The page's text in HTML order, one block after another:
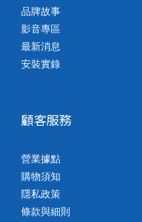
品牌故事
影音專區
最新消息
安裝實錄
顧客服務
營業據點
購物須知
隱私政策
條款與細則